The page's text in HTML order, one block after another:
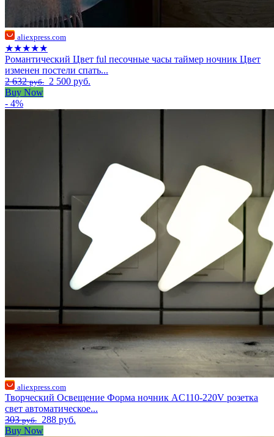
aliexpress.com
★★★★★
Романтический Цвет ful песочные часы таймер ночник Цвет
изменен постели спать...
2 632руб. 2 500 руб.
Buy Now
- 4%
aliexpress.com
Творческий Освещение Форма ночник AC110-220V розетка
свет автоматическое...
303руб. 288 руб.
Buy Now